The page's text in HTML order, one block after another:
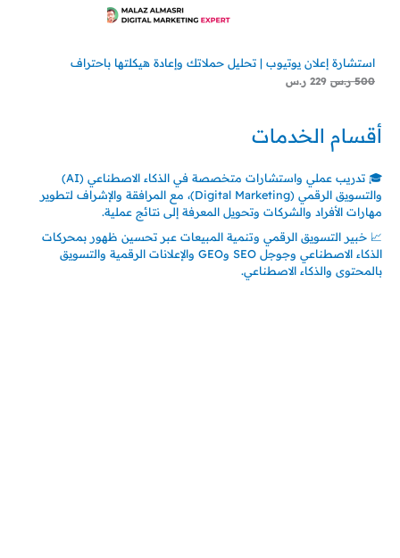
استشارة إعلان يوتيوب | تحليل حملاتك وإعادة هيكلتها باحتراف
500 ر.س 229 ر.س
أقسام الخدمات
🎓 تدريب عملي واستشارات متخصصة في الذكاء الاصطناعي (AI)
والتسويق الرقمي (Digital Marketing)، مع المرافقة والإشراف لتطوير
مهارات الأفراد والشركات وتحويل المعرفة إلى نتائج عملية.
📈 خبير التسويق الرقمي وتنمية المبيعات عبر تحسين ظهور بمحركات
الذكاء الاصطناعي وجوجل SEO وGEO والإعلانات الرقمية والتسويق
بالمحتوى والذكاء الاصطناعي.